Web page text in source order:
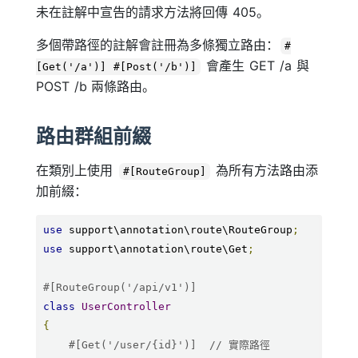
未在註解中宣告的請求方法將回傳 405。
多個帶路徑的註解會註冊為多條獨立路由：
#
[Get('/a')] #[Post('/b')]
會產生 GET /a 與
POST /b 兩條路由。
路由群組前綴
在類別上使用 #[RouteGroup]
為所有方法路由添
加前綴：
use support\annotation\route\RouteGroup ;
use support\annotation\route\Get ;
#[RouteGroup('/api/v1')]
class
UserController
{
#[Get('/user/{id}')]  // 實際路徑